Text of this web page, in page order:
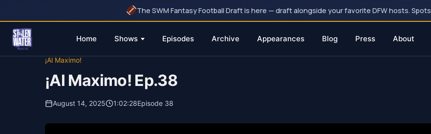
The SWM Fantasy Football Draft is here — draft alongside your favorite DFW hosts.
Home Shows Episodes Archive Appearances Blog Press About
¡Al Maximo!
¡Al Maximo! Ep.38
August 14, 2025 1:02:28Episode 38